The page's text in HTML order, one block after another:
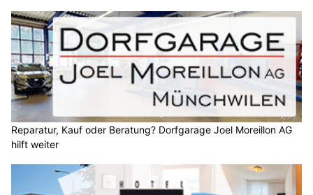
Reparatur, Kauf oder Beratung? Dorfgarage Joel Moreillon AG
hilft weiter